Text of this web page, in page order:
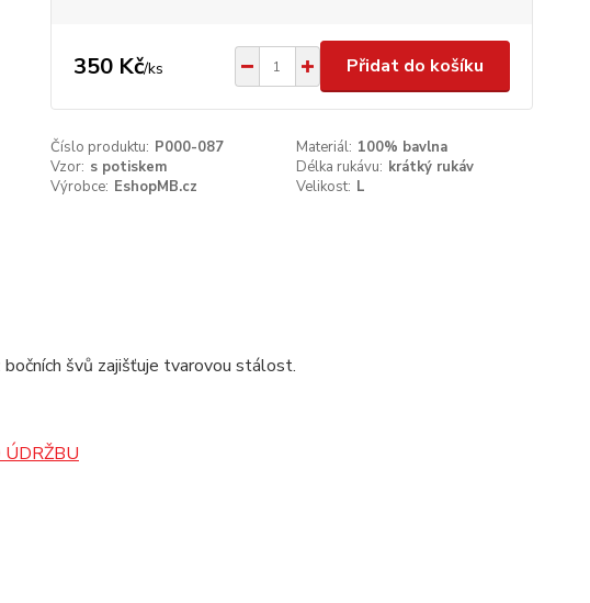
350 Kč/ks Přidat do košíku
Číslo produktu: P000-087 Materiál: 100% bavlna
Vzor: s potiskem Délka rukávu: krátký rukáv
Výrobce: EshopMB.cz Velikost: L
švů zajišťuje tvarovou stálost.
ÚDRŽBU